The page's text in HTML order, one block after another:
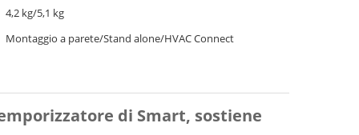
4,2 kg/5,1 kg
Montaggio a parete/Stand alone/HVAC Connect
di Smart, sostiene